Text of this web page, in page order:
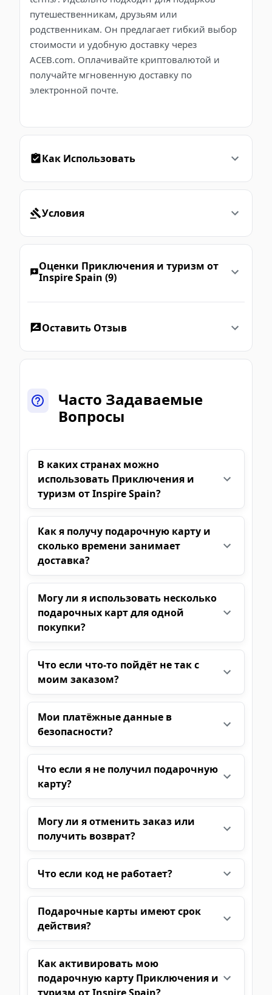
путешественникам, друзьям или
родственникам. Он предлагает гибкий выбор
стоимости и удобную доставку через
ACEB.com. Оплачивайте криптовалютой и
получайте мгновенную доставку по
электронной почте.
Как Использовать
Условия
Оценки Приключения и туризм от
Inspire Spain (9)
Оставить Отзыв
Часто Задаваемые
Вопросы
В каких странах можно
использовать Приключения и
туризм от Inspire Spain?
Как я получу подарочную карту и
сколько времени занимает
доставка?
Могу ли я использовать несколько
подарочных карт для одной
покупки?
Что если что-то пойдёт не так с
моим заказом?
Мои платёжные данные в
безопасности?
Что если я не получил подарочную
карту?
Могу ли я отменить заказ или
получить возврат?
Что если код не работает?
Подарочные карты имеют срок
действия?
Как активировать мою
подарочную карту Приключения и